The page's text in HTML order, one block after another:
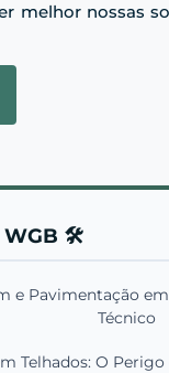
melhor nossas
WGB 🛠️
e Pavimentação
Técnico
Telhados: O Perigo